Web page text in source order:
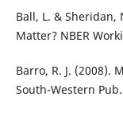
Ball, L. & Sheridan,
Matter? NBER
Barro, R. J. (2008).
South-Western Pub.